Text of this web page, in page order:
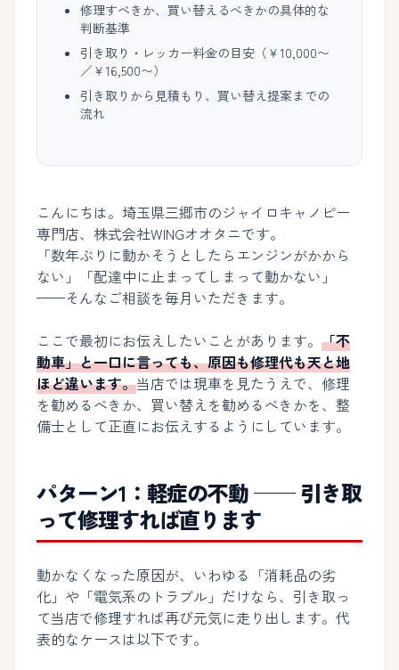
修理すべきか、買い替えるべきかの具体的な
判断基準
引き取り・レッカー料金の目安（￥10,000〜
／￥16,500〜）
引き取りから見積もり、買い替え提案までの
流れ
こんにちは。埼玉県三郷市のジャイロキャノピー
専門店、株式会社WINGオオタニです。
「数年ぶりに動かそうとしたらエンジンがかから
ない」「配達中に止まってしまって動かない」
——そんなご相談を毎月いただきます。
ここで最初にお伝えしたいことがあります。 「不
動車」と一口に言っても、原因も修理代も天と地
ほど違います。当店では現車を見たうえで、修理
を勧めるべきか、買い替えを勧めるべきかを、整
備士として正直にお伝えするようにしています。
パターン1：軽症の不動 ── 引き取
って修理すれば直ります
動かなくなった原因が、いわゆる「消耗品の劣
化」や「電気系のトラブル」だけなら、引き取っ
て当店で修理すれば再び元気に走り出します。代
表的なケースは以下です。